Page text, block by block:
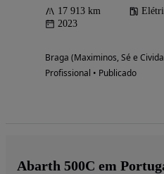
17 913 km
2023
Braga (Maximinos, Sé e
Profissional • Publicado
Abarth 500C em